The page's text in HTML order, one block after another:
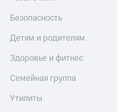
Безопасность
Детям и родителям
Здоровье и фитнес
Семейная группа
Утилиты